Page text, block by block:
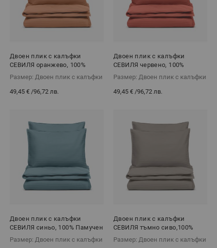
Двоен плик с калъфки
СЕВИЛЯ оранжево, 100%
Памучен сатен, 3 части
Размер: Двоен плик с калъфки
49,45 € /96,72 лв.
Двоен плик с калъфки
СЕВИЛЯ червено, 100%
Памучен сатен, 3 части
Размер: Двоен плик с калъфки
49,45 € /96,72 лв.
Двоен плик с калъфки
СЕВИЛЯ синьо, 100% Памучен
сатен, 3 части
Размер: Двоен плик с калъфки
Двоен плик с калъфки
СЕВИЛЯ тъмно сиво,100%
Памучен сатен, 3 части
Размер: Двоен плик с калъфки